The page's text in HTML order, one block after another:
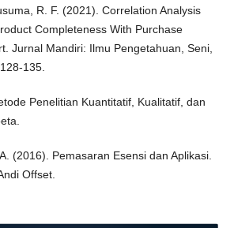
R. F. (2021). Correlation Analysis
Completeness With Purchase
Jurnal Mandiri: Ilmu Pengetahuan, Seni,
135.
Penelitian Kuantitatif, Kualitatif, dan
(2016). Pemasaran Esensi dan Aplikasi.
Offset.